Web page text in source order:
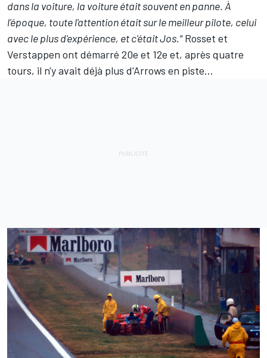
dans la voiture, la voiture était souvent en panne. À
l'époque, toute l'attention était sur le meilleur pilote, celui
avec le plus d'expérience, et c'était Jos."Rosset et
Verstappen ont démarré 20e et 12e et, après quatre
tours, il n'y avait déjà plus d'Arrows en piste...